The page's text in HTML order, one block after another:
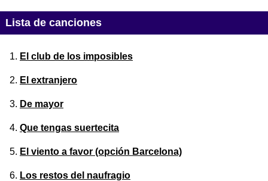
Lista de canciones
El club de los imposibles
El extranjero
De mayor
Que tengas suertecita
El viento a favor (opción Barcelona)
Los restos del naufragio